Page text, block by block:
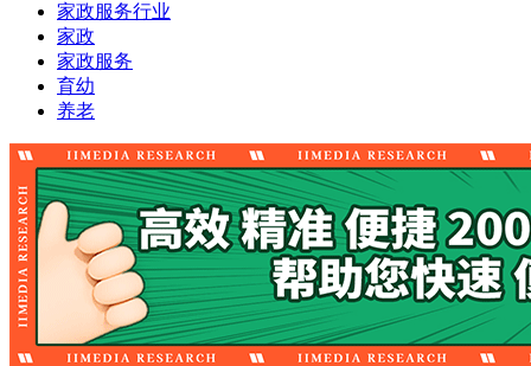
家政服务行业
家政
家政服务
育幼
养老